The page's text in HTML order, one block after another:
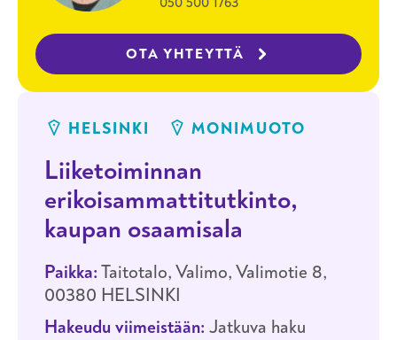
OTA YHTEYTTÄ
HELSINKI MONIMUOTO
Liiketoiminnan
erikoisammattitutkinto,
kaupan osaamisala
Paikka:Taitotalo, Valimo, Valimotie 8,
00380 HELSINKI
Hakeudu viimeistään: Jatkuva haku